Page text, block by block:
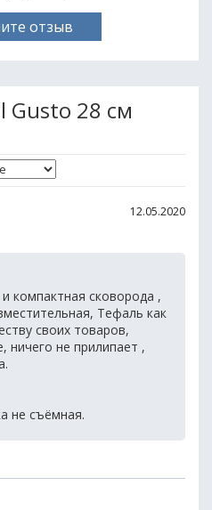
отзыв
Gusto 28 см
12.05.2020
компактная сковорода ,
Тефаль как
своих товаров,
ничего не прилипает ,
не съёмная.